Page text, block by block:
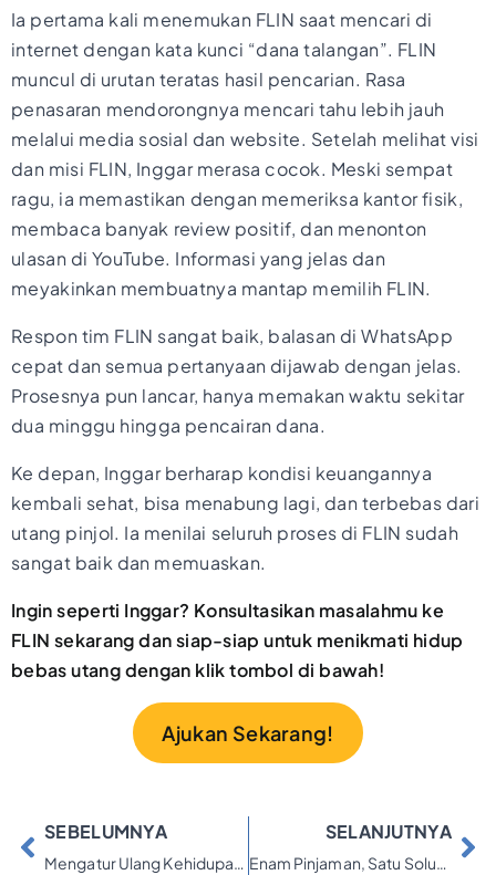
Ia pertama kali menemukan FLIN saat mencari di
internet dengan kata kunci “dana talangan”. FLIN
muncul di urutan teratas hasil pencarian. Rasa
penasaran mendorongnya mencari tahu lebih jauh
melalui media sosial dan website. Setelah melihat visi
dan misi FLIN, Inggar merasa cocok. Meski sempat
ragu, ia memastikan dengan memeriksa kantor fisik,
membaca banyak review positif, dan menonton
ulasan di YouTube. Informasi yang jelas dan
meyakinkan membuatnya mantap memilih FLIN.
Respon tim FLIN sangat baik, balasan di WhatsApp
cepat dan semua pertanyaan dijawab dengan jelas.
Prosesnya pun lancar, hanya memakan waktu sekitar
dua minggu hingga pencairan dana.
Ke depan, Inggar berharap kondisi keuangannya
kembali sehat, bisa menabung lagi, dan terbebas dari
utang pinjol. Ia menilai seluruh proses di FLIN sudah
sangat baik dan memuaskan.
Ingin seperti Inggar? Konsultasikan masalahmu ke
FLIN sekarang dan siap-siap untuk menikmati hidup
bebas utang dengan klik tombol di bawah!
Ajukan Sekarang!
SEBELUMNYA
Mengatur Ulang Kehidupan Tanpa Beban Lewat FLIN
SELANJUTNYA
Enam Pinjaman, Satu Solusi: Perjalanan Yuni Bersama FLIN